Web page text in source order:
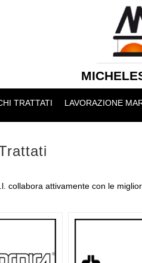
TRATTATI LAVORAZIONE
collabora attivamente con le